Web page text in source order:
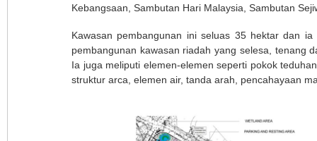
Kebangsaan, Sambutan Hari Malaysia, Sambutan
Kawasan pembangunan ini seluas 35 hektar dan
pembangunan kawasan riadah yang selesa, tenang
Ia juga meliputi elemen-elemen seperti pokok
struktur arca, elemen air, tanda arah, pencahayaan